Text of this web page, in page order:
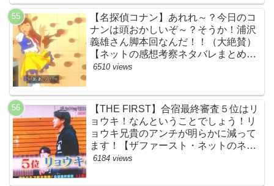
BMSG・BE:FIRST・ビーファース
ト】
【名探偵コナン】あれれ～？今日のコ
ナンは頭おかしいぞ～？そうか！浦沢
義雄さん脚本回なんだ！！（大絶賛）
【ネットの感想考察ネタバレまとめ・
笑顔を消したアイドル】
6510 views
【THE FIRST】合宿最終審査５位はリ
ョウキ！なんということでしょう！リ
ョウキ兄貴のアンチが明らかに減って
ます！【ザファースト・ネットのネタ
バレ考察まとめ感想・スッキリ・
6184 views